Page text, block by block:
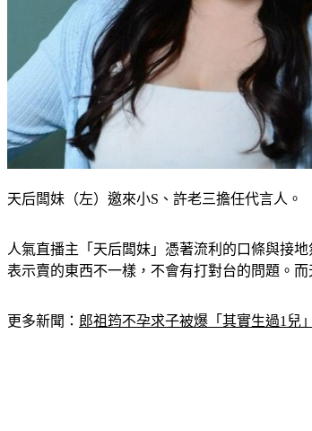
天后闆妹（左）邀來小S、許老三擔任代言人。
人氣直播主「天后闆妹」憑著流利的口條與接
表示賣的東西不一樣，不會有打對台的問題。
更多新聞： 郎祖筠不孕求子被爆「其實生過1兒